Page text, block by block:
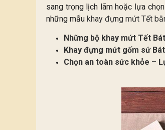
sang trọng lịch lãm hoặc lựa
những mẫu khay đựng mứt Tết
Những bộ khay mứt Tết
Khay đựng mứt gốm sứ
Chọn an toàn sức khỏe –